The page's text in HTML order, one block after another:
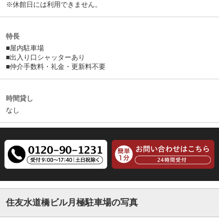
※休館日には利用できません。
特長
■屋内駐車場
■出入り口シャッターあり
■仲介手数料・礼金・更新料不要
時間貸し
なし
住友水道橋ビル月極駐車場の写真